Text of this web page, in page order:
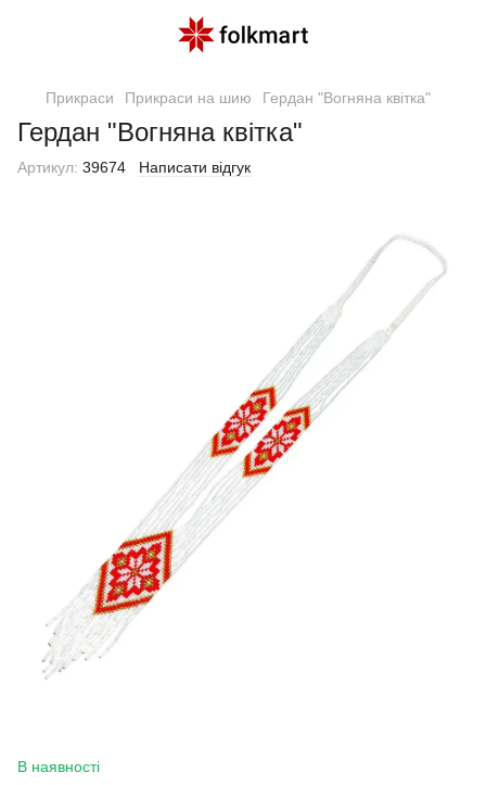
Прикраси Прикраси на шию Гердан "Вогняна квітка"
Гердан "Вогняна квітка"
Артикул: 39674 Написати відгук
В наявності